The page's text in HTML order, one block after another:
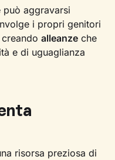
può aggravarsi
i propri genitori
creandoalleanze che
e di uguaglianza
risorsa preziosa di